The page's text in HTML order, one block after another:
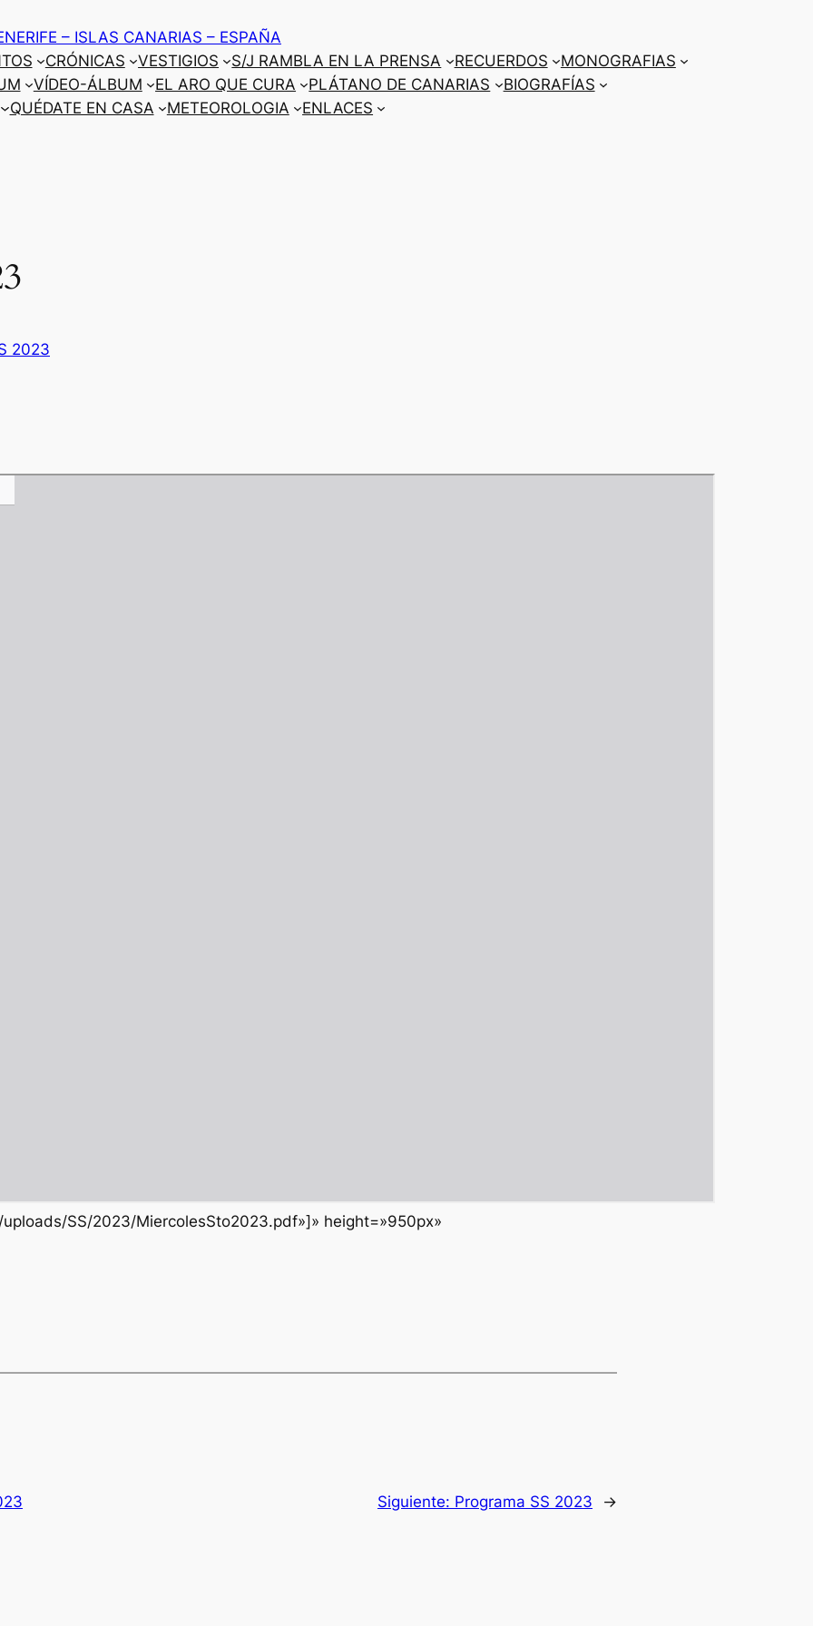
– ISLAS CANARIAS – ESPAÑA
CRÓNICAS VESTIGIOS S/J RAMBLA EN LA PRENSA RECUERDOS
MONOGRAFIAS
VÍDEO-ÁLBUM EL ARO QUE CURA PLÁTANO DE CANARIAS
BIOGRAFÍAS
QUÉDATE EN CASA METEOROLOGIA ENLACES
2023
SS/2023/MiercolesSto2023.pdf»]» height=»950px»
Siguiente: Programa SS 2023 →